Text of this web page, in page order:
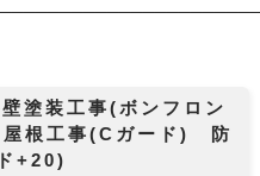
塗装工事(ボンフロン
根工事(Cガード) 防
+20)